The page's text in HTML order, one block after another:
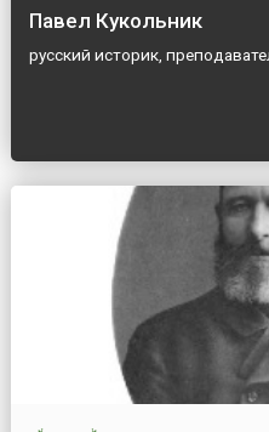
Павел Кукольник
русский историк,